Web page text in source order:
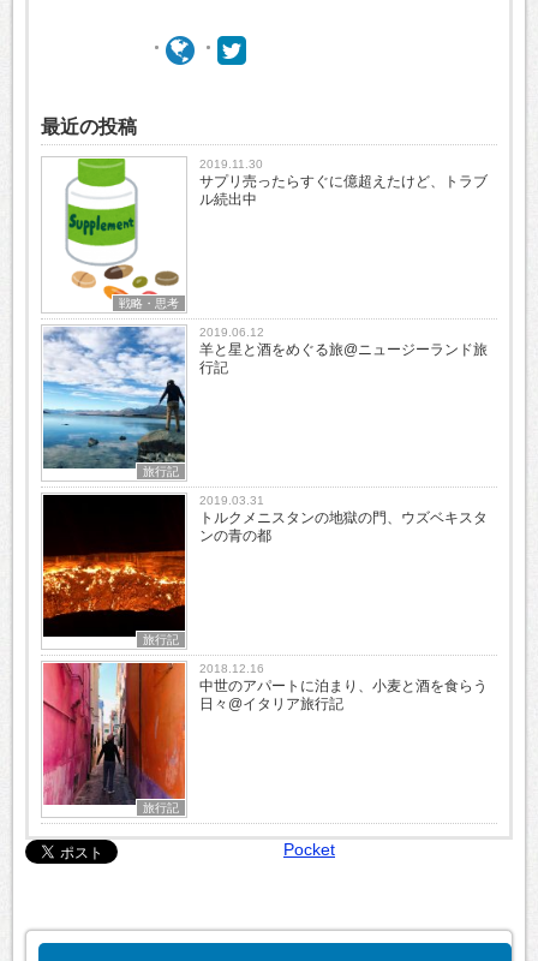
最近の投稿
戦略・思考
2019.11.30
サプリ売ったらすぐに億超えたけど、トラブ
ル続出中
旅行記
2019.06.12
羊と星と酒をめぐる旅@ニュージーランド旅
行記
旅行記
2019.03.31
トルクメニスタンの地獄の門、ウズベキスタ
ンの青の都
旅行記
2018.12.16
中世のアパートに泊まり、小麦と酒を食らう
日々@イタリア旅行記
Pocket